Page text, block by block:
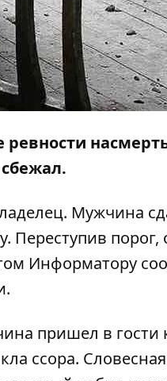
Мужчина
Переступив порог,
Информатору
пришел в гости
ссора.